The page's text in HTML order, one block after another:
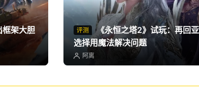
评测
《永恒之塔2》试玩：再回亚特雷亚，这次我
选择用魔法解决问题
阿离